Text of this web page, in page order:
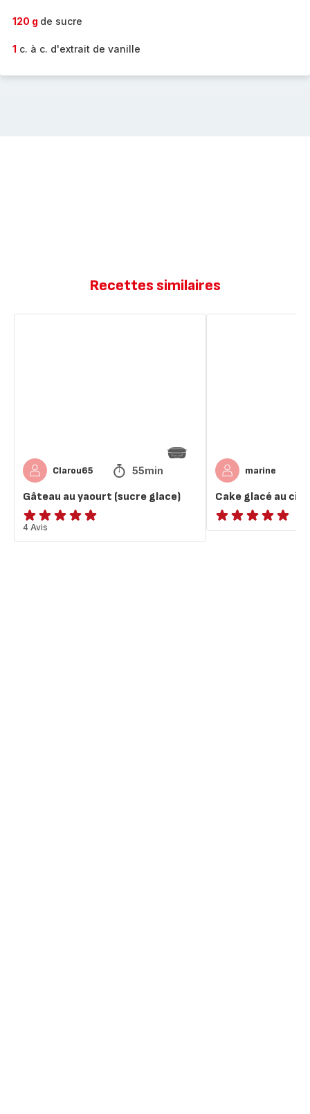
120 g de sucre
1 c. à c. d'extrait de vanille
Recettes similaires
Clarou65 55min
Gâteau au yaourt (sucre glace)
Avis
5
4 Avis
marine
Cake glacé au
ratings.NaN